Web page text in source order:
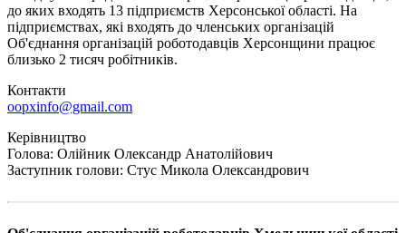
до яких входять 13 підприємств Херсонської області. На
підприємствах, які входять до членських організацій
Об'єднання організацій роботодавців Херсонщини працює
близько 2 тисяч робітників.
Контакти
oopxinfo@gmail.com
Керівництво
Голова: Олійник Олександр Анатолійович
Заступник голови: Стус Микола Олександрович